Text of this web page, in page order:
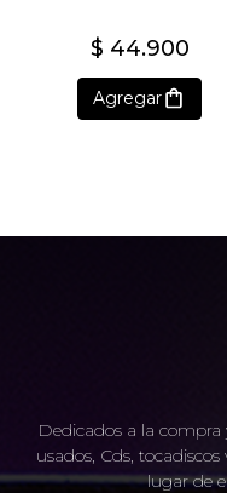
$ 44.900
Agregar
Dedicados a la compra
usados, Cds,
lugar de